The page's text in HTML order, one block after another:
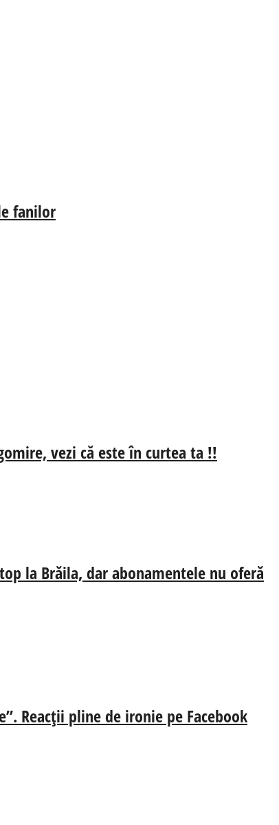
fanilor
vezi că este în curtea ta !!
la Brăila, dar abonamentele nu oferă
Reacții pline de ironie pe Facebook